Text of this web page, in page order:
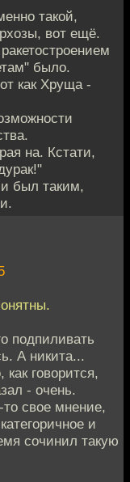
такой,
вот ещё.
было.
как Хруща -
на. Кстати,
и был таким,
подпиливать
А никита...
говорится,
- очень.
то свое мнение,
и
сочинил такую